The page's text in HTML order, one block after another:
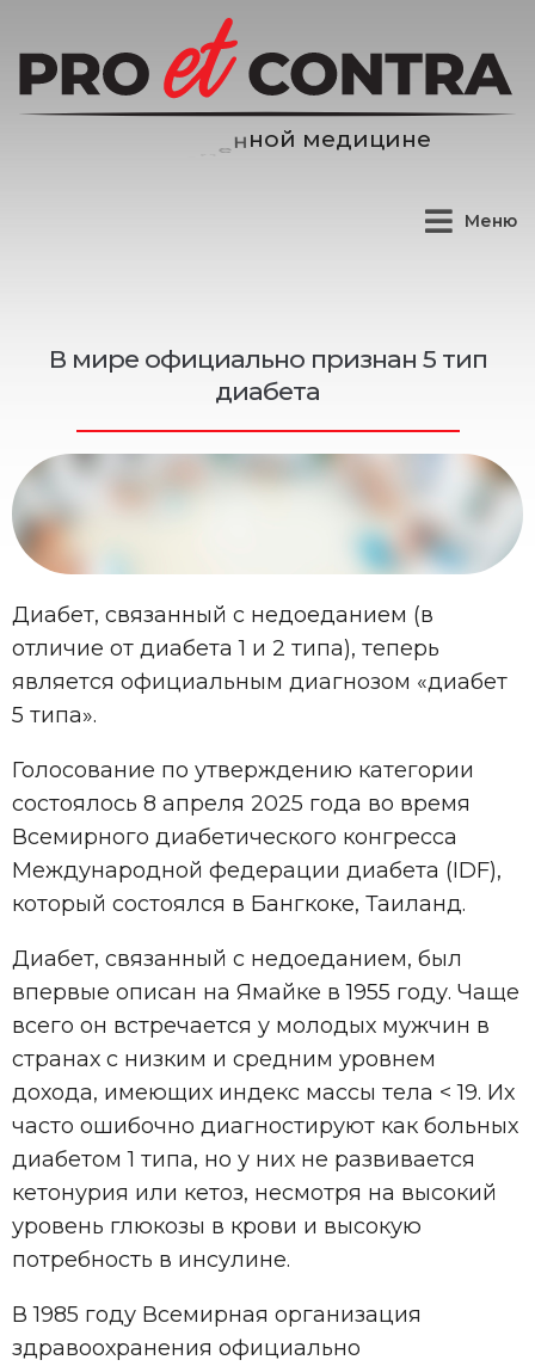
дицине
Меню
В мире официально признан 5 тип
диабета
Диабет, связанный с недоеданием (в
отличие от диабета 1 и 2 типа), теперь
является официальным диагнозом «диабет
5 типа».
Голосование по утверждению категории
состоялось 8 апреля 2025 года во время
Всемирного диабетического конгресса
Международной федерации диабета (IDF),
который состоялся в Бангкоке, Таиланд.
Диабет, связанный с недоеданием, был
впервые описан на Ямайке в 1955 году. Чаще
всего он встречается у молодых мужчин в
странах с низким и средним уровнем
дохода, имеющих индекс массы тела < 19. Их
часто ошибочно диагностируют как больных
диабетом 1 типа, но у них не развивается
кетонурия или кетоз, несмотря на высокий
уровень глюкозы в крови и высокую
потребность в инсулине.
В 1985 году Всемирная организация
здравоохранения официально